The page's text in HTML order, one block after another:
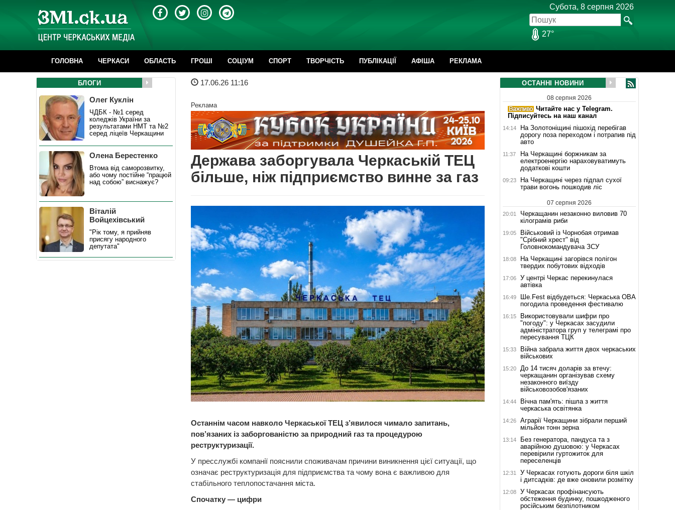
Субота, 8 серпня 2026
27°
ГОЛОВНА ЧЕРКАСИ ОБЛАСТЬ ГРОШІ CОЦІУМ СПОРТ ТВОРЧІСТЬ ПУБЛІКАЦІЇ АФІША РЕКЛАМА
17.06.26 11:16
Реклама
Держава заборгувала Черкаській ТЕЦ
більше, ніж підприємство винне за газ
Останнім часом навколо Черкаської ТЕЦ з’явилося чимало запитань,
пов’язаних із заборгованістю за природний газ та процедурою
реструктуризації.
У пресслужбі компанії пояснили споживачам причини виникнення цієї ситуації, що
означає реструктуризація для підприємства та чому вона є важливою для
стабільного теплопостачання міста.
Спочатку — цифри
БЛОГИ
Олег Куклін
ЧДБК - №1 серед
коледжів України за
результатами НМТ та №2
серед ліцеїв Черкащини
Олена Берестенко
Втома від саморозвитку,
або чому постійне “працюй
над собою” виснажує?
Віталій
Войцехівський
"Рік тому, я прийняв
присягу народного
депутата"
ОСТАННІ НОВИНИ
08 серпня 2026
Читайте нас у Telegram.
Підписуйтесь на наш канал
14:14
На Золотоніщині пішохід перебігав
дорогу поза переходом і потрапив під
авто
11:37
На Черкащині боржникам за
електроенергію нараховуватимуть
додаткові кошти
09:23
На Черкащині через підпал сухої
трави вогонь пошкодив ліс
07 серпня 2026
20:01
Черкащанин незаконно виловив 70
кілограмів риби
19:05
Військовий із Чорнобая отримав
"Срібний хрест" від
Головнокомандувача ЗСУ
18:08
На Черкащині загорівся полігон
твердих побутових відходів
17:06
У центрі Черкас перекинулася
автівка
16:49
Ше.Fest відбудеться: Черкаська ОВА
погодила проведення фестивалю
16:15
Використовували шифри про
"погоду": у Черкасах засудили
адміністратора груп у телеграмі про
пересування ТЦК
15:33
Війна забрала життя двох черкаських
військових
15:20
До 14 тисяч доларів за втечу:
черкащанин організував схему
незаконного виїзду
військовозобов'язаних
14:44
Вічна пам'ять: пішла з життя
черкаська освітянка
14:26
Аграрії Черкащини зібрали перший
мільйон тонн зерна
13:14
Без генератора, пандуса та з
аварійною душовою: у Черкасах
перевірили гуртожиток для
переселенців
12:31
У Черкасах готують дороги біля шкіл
і дитсадків: де вже оновили розмітку
12:08
У Черкасах профінансують
обстеження будинку, пошкодженого
російським безпілотником